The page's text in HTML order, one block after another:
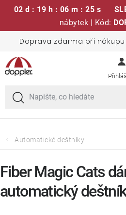
02 d : 19 h : 06 m : 24 s
nábytek | Kód:
obsah
Doprava zdarma při nákupu
Sedací soupravy
Slunečníky
Křesla a židle
Lavice a houpačky
Automatické deštníky
Fiber Magic Cats
automatický